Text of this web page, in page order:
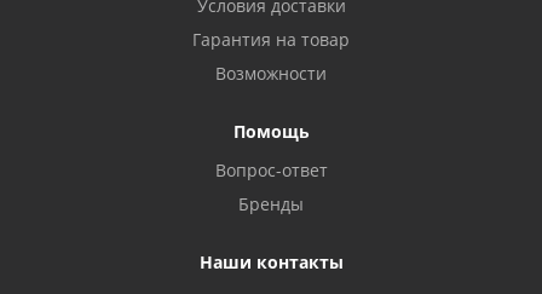
Условия доставки
Гарантия на товар
Возможности
Помощь
Вопрос-ответ
Бренды
Наши контакты